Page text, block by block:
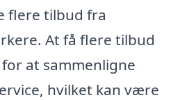
flere tilbud fra
At få flere tilbud
at sammenligne
hvilket kan være